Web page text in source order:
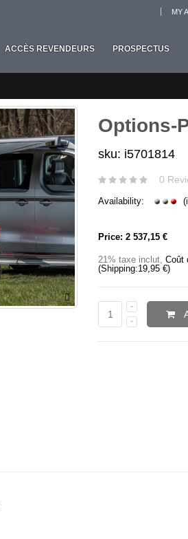
MY
ACCÈS REVENDEURS PROSPECTUS
Options-
sku: i5701814
0
Availability:
Price: 2 537,15 €
21% taxe inclut,Coût
(Shipping:19,95 €)